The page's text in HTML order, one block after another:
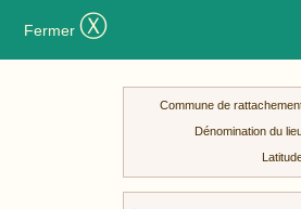
Fermer Ⓧ
Commune de
Dénomination du